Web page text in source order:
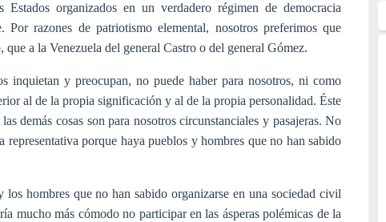
organizados en un verdadero régimen de democracia
Por razones de patriotismo elemental, nosotros preferimos que
a la Venezuela del general Castro o del general Gómez.
inquietan y preocupan, no puede haber para nosotros, ni como
al de la propia significación y al de la propia personalidad. Éste
demás cosas son para nosotros circunstanciales y pasajeras. No
porque haya pueblos y hombres que no han sabido
hombres que no han sabido organizarse en una sociedad civil
mucho más cómodo no participar en las ásperas polémicas de la